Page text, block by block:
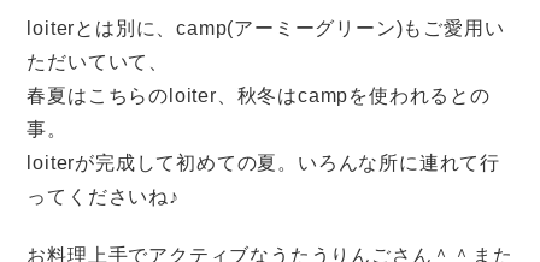
loiterとは別に、camp(アーミーグリーン)もご愛用い
ただいていて、
春夏はこちらのloiter、秋冬はcampを使われるとの
事。
loiterが完成して初めての夏。いろんな所に連れて行
ってくださいね♪
お料理上手でアクティブなうたうりんごさん＾＾また